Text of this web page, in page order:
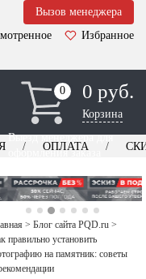
Вызов менеджера
Избранное
0
0 0 руб.
Корзина
Выезд менеджера для
оформления заказа
ОПЛАТА
> Блог сайта PQD.ru >
правильно установить
на памятник: советы